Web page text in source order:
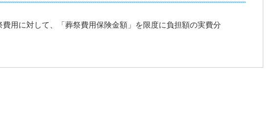
用に対して、「葬祭費用保険金額」を限度に負担額の実費分